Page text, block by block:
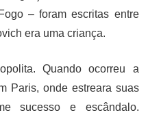
– foram escritas entre
era uma criança.
Quando ocorreu a
Paris, onde estreara suas
sucesso e escândalo.